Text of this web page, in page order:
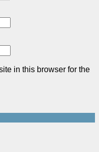
in this browser for the